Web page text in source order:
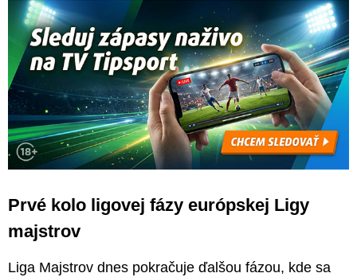
Prvé kolo ligovej fázy európskej Ligy
majstrov
Liga Majstrov dnes pokračuje ďalšou fázou, kde sa